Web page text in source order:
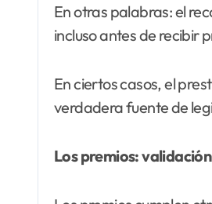
En otras palabras: el
incluso antes de recibir
En ciertos casos, el
verdadera fuente de
Los premios: